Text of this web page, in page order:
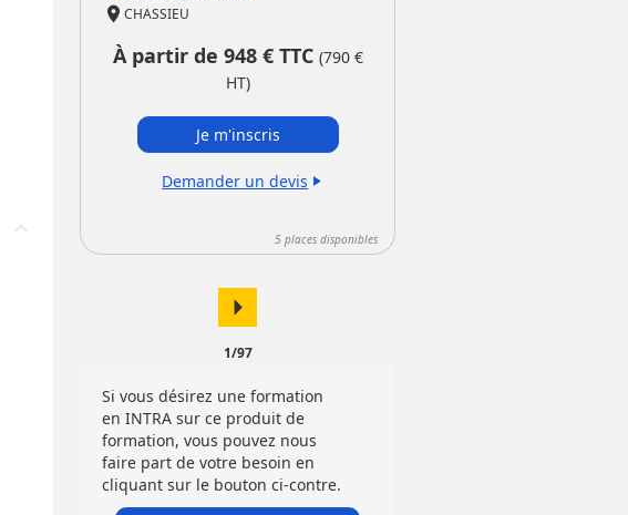
placeCHASSIEU
À partir de948€ TTC(790 €
HT)
Je m'inscris
Demander un devis play_arrow
5places disponibles
arrow_right
1/97
Si vous désirez une formation
en INTRA sur ce produit de
formation, vous pouvez nous
faire part de votre besoin en
cliquant sur le bouton ci-contre.